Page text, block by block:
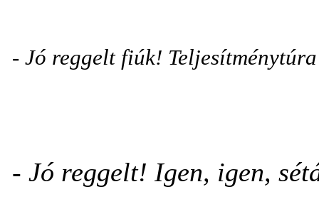
- Jó reggelt fiúk!
- Jó reggelt! Igen, igen,